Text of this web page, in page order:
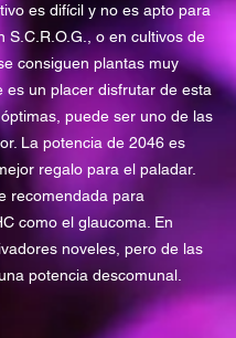
es difícil y no es apto para
S.C.R.O.G., o en cultivos de
consiguen plantas muy
es un placer disfrutar de esta
puede ser uno de las
La potencia de 2046 es
regalo para el paladar.
recomendada para
como el glaucoma. En
noveles, pero de las
potencia descomunal.